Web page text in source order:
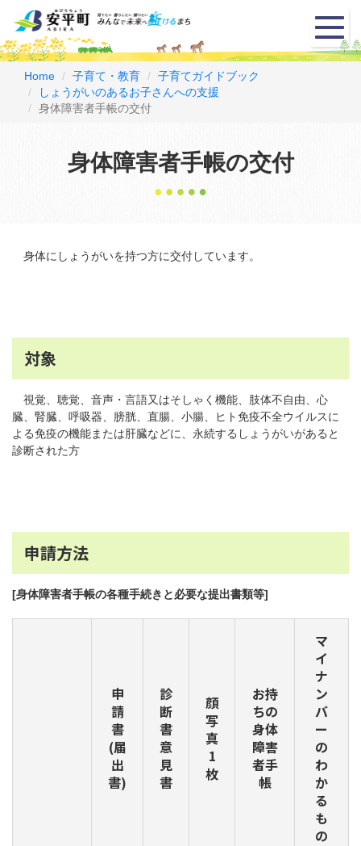
メ
ニ
ュ
Home 子育て・教育
子育てガイドブック
しょうがいのあるお子さんへの支援
身体障害者手帳の交付
身体障害者手帳の交付
身体にしょうがいを持つ方に交付しています。
対象
視覚、聴覚、音声・言語又はそしゃく機能、肢体不自由、心
臓、腎臓、呼吸器、膀胱、直腸、小腸、ヒト免疫不全ウイルスに
よる免疫の機能または肝臓などに、永続するしょうがいがあると
診断された方
申請方法
[身体障害者手帳の各種手続きと必要な提出書類等]
申
請
書
(届
出
書)
診
断
書
意
見
書
顔
写
真
1
枚
お持
ちの
身体
障害
者手
帳
マ
イ
ナ
ン
バ
ー
の
わ
か
る
も
の